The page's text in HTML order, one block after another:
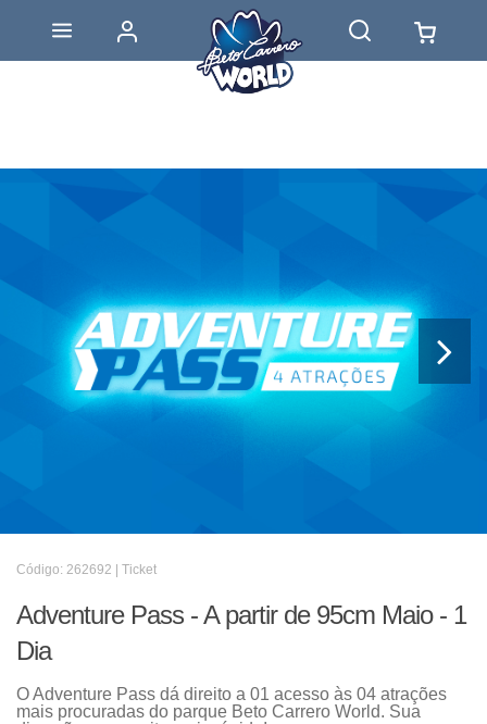
Código: 262692 | Ticket
Adventure Pass - A partir de 95cm Maio - 1
Dia
O Adventure Pass dá direito a 01 acesso às 04 atrações
mais procuradas do parque Beto Carrero World. Sua